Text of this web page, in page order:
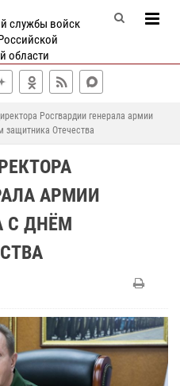
службы войск
области
Росгвардии генерала армии
защитника Отечества
АРМИИ
С ДНЁМ